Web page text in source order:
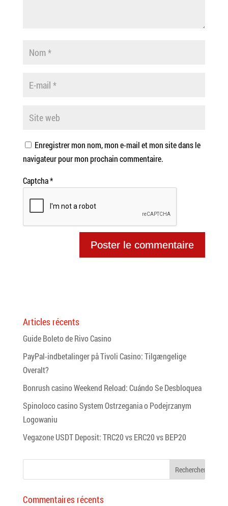
Enregistrer mon nom, mon e-mail et mon site dans le
navigateur pour mon prochain commentaire.
Captcha*
Articles récents
Guide Boleto de Rivo Casino
PayPal-indbetalinger på Tivoli Casino: Tilgængelige
Overalt?
Bonrush casino Weekend Reload: Cuándo Se Desbloquea
Spinoloco casino System Ostrzegania o Podejrzanym
Logowaniu
Vegazone USDT Deposit: TRC20 vs ERC20 vs BEP20
Commentaires récents